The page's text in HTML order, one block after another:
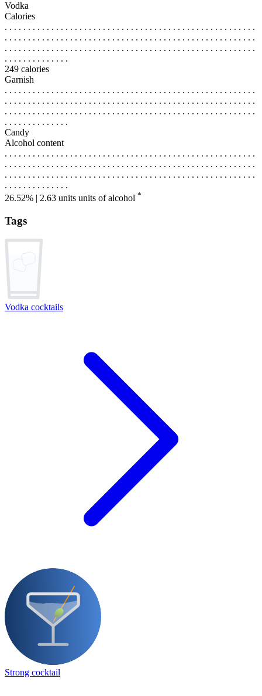
Vodka
Calories
. . . . . . . . . . . . . . . . . . . . . . . . . . . . . . . . . . . . . . . . . . . . . . . . . . . . . .
. . . . . . . . . . . . . . . . . . . . . . . . . . . . . . . . . . . . . . . . . . . . . . . . . . . . . .
. . . . . . . . . . . . . . . . . . . . . . . . . . . . . . . . . . . . . . . . . . . . . . . . . . . . . .
. . . . . . . . . . . . . .
249 calories
Garnish
. . . . . . . . . . . . . . . . . . . . . . . . . . . . . . . . . . . . . . . . . . . . . . . . . . . . . .
. . . . . . . . . . . . . . . . . . . . . . . . . . . . . . . . . . . . . . . . . . . . . . . . . . . . . .
. . . . . . . . . . . . . . . . . . . . . . . . . . . . . . . . . . . . . . . . . . . . . . . . . . . . . .
. . . . . . . . . . . . . .
Candy
Alcohol content
. . . . . . . . . . . . . . . . . . . . . . . . . . . . . . . . . . . . . . . . . . . . . . . . . . . . . .
. . . . . . . . . . . . . . . . . . . . . . . . . . . . . . . . . . . . . . . . . . . . . . . . . . . . . .
. . . . . . . . . . . . . . . . . . . . . . . . . . . . . . . . . . . . . . . . . . . . . . . . . . . . . .
. . . . . . . . . . . . . .
26.52% | 2.63 units units of alcohol *
Tags
Vodka cocktails
Strong cocktail